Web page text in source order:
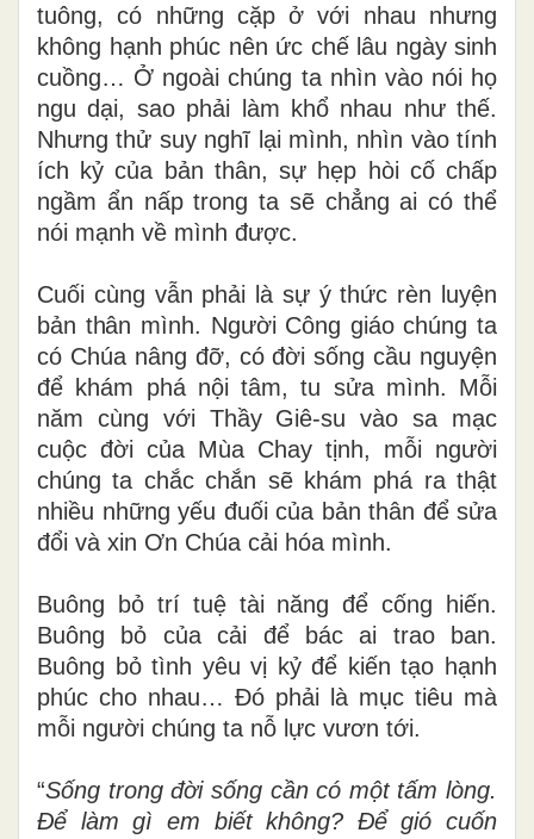
tuông, có những cặp ở với nhau nhưng
không hạnh phúc nên ức chế lâu ngày sinh
cuồng… Ở ngoài chúng ta nhìn vào nói họ
ngu dại, sao phải làm khổ nhau như thế.
Nhưng thử suy nghĩ lại mình, nhìn vào tính
ích kỷ của bản thân, sự hẹp hòi cố chấp
ngầm ẩn nấp trong ta sẽ chẳng ai có thể
nói mạnh về mình được.
Cuối cùng vẫn phải là sự ý thức rèn luyện
bản thân mình. Người Công giáo chúng ta
có Chúa nâng đỡ, có đời sống cầu nguyện
để khám phá nội tâm, tu sửa mình. Mỗi
năm cùng với Thầy Giê-su vào sa mạc
cuộc đời của Mùa Chay tịnh, mỗi người
chúng ta chắc chắn sẽ khám phá ra thật
nhiều những yếu đuối của bản thân để sửa
đổi và xin Ơn Chúa cải hóa mình.
Buông bỏ trí tuệ tài năng để cống hiến.
Buông bỏ của cải để bác ai trao ban.
Buông bỏ tình yêu vị kỷ để kiến tạo hạnh
phúc cho nhau… Đó phải là mục tiêu mà
mỗi người chúng ta nỗ lực vươn tới.
“Sống trong đời sống cần có một tấm lòng.
Để làm gì em biết không? Để gió cuốn